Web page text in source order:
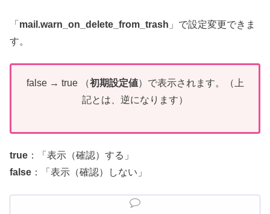
「 mail.warn_on_delete_from_trash 」で設定変更できま
す。
false → true （初期設定値）で表示されます。（上
記とは、逆になります）
true ：「表示（確認）する」
false ：「表示（確認）しない」